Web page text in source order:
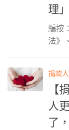
理」
編按
法》
捐款
【
人
了